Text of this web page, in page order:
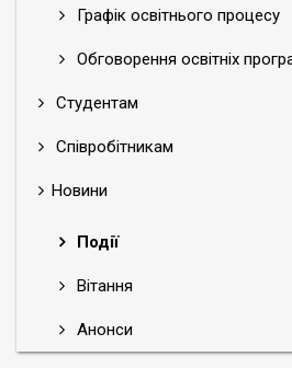
Графік освітнього процесу
Обговорення освітніх
Студентам
Співробітникам
Новини
Події
Вітання
Анонси